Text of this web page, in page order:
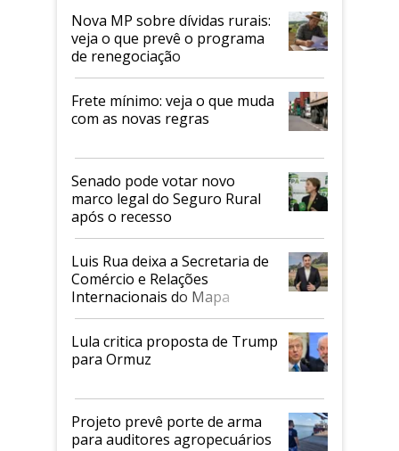
Nova MP sobre dívidas rurais:
veja o que prevê o programa
de renegociação
Frete mínimo: veja o que muda
com as novas regras
Senado pode votar novo
marco legal do Seguro Rural
após o recesso
Luis Rua deixa a Secretaria de
Comércio e Relações
Internacionais do Mapa
Lula critica proposta de Trump
para Ormuz
Projeto prevê porte de arma
para auditores agropecuários